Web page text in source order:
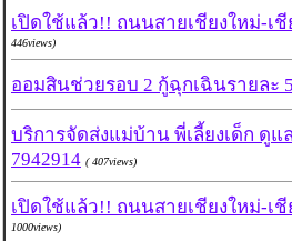
เปิดใช้แล้ว!! ถนนสายเชียงใหม่-เ
446views)
ออมสินช่วยรอบ 2 กู้ฉุกเฉินรายละ
บริการจัดส่งแม่บ้าน พี่เลี้ยงเด็ก ดู
7942914 ( 407views)
เปิดใช้แล้ว!! ถนนสายเชียงใหม่-เ
1000views)